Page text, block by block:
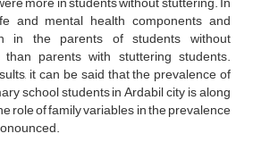
and mental health components and
in the parents of students without
parents with stuttering students.
it can be said that the prevalence of
school students in Ardabil city is along
role of family variables in the prevalence